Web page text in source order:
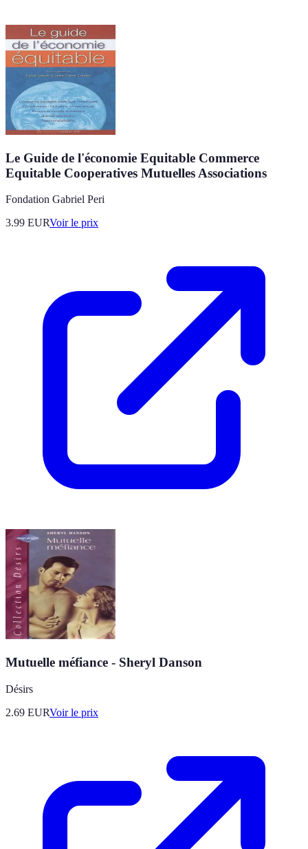
Le Guide de l'économie Equitable Commerce
Equitable Cooperatives Mutuelles Associations
Fondation Gabriel Peri
3.99 EURVoir le prix
Mutuelle méfiance - Sheryl Danson
Désirs
2.69 EURVoir le prix